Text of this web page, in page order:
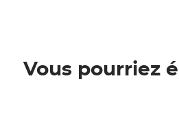
Vous pourriez